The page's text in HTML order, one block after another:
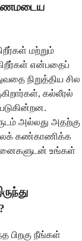
மற்றும்
என்பதைப்
நிறுத்திய சில
கல்லீரல்
அல்லது அதற்கு
கண்காணிக்க
உங்கள்
பிறகு நீங்கள்